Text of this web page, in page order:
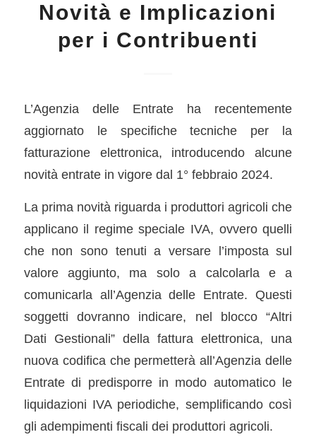
Novità e Implicazioni
per i Contribuenti
L’Agenzia delle Entrate ha recentemente
aggiornato le specifiche tecniche per la
fatturazione elettronica, introducendo alcune
novità entrate in vigore dal 1° febbraio 2024.
La prima novità riguarda i produttori agricoli che
applicano il regime speciale IVA, ovvero quelli
che non sono tenuti a versare l’imposta sul
valore aggiunto, ma solo a calcolarla e a
comunicarla all’Agenzia delle Entrate. Questi
soggetti dovranno indicare, nel blocco “Altri
Dati Gestionali” della fattura elettronica, una
nuova codifica che permetterà all’Agenzia delle
Entrate di predisporre in modo automatico le
liquidazioni IVA periodiche, semplificando così
gli adempimenti fiscali dei produttori agricoli.